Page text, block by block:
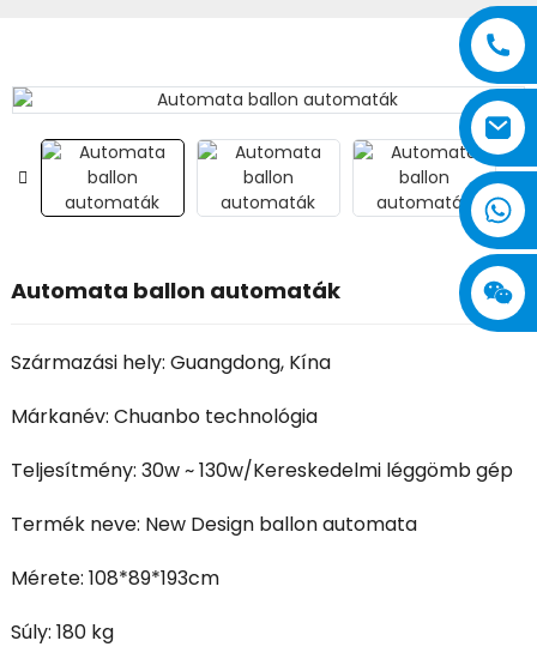
Automata ballon automaták
Származási hely: Guangdong, Kína
Márkanév: Chuanbo technológia
Teljesítmény: 30w ~ 130w/Kereskedelmi léggömb gép
Termék neve: New Design ballon automata
Mérete: 108*89*193cm
Súly: 180 kg